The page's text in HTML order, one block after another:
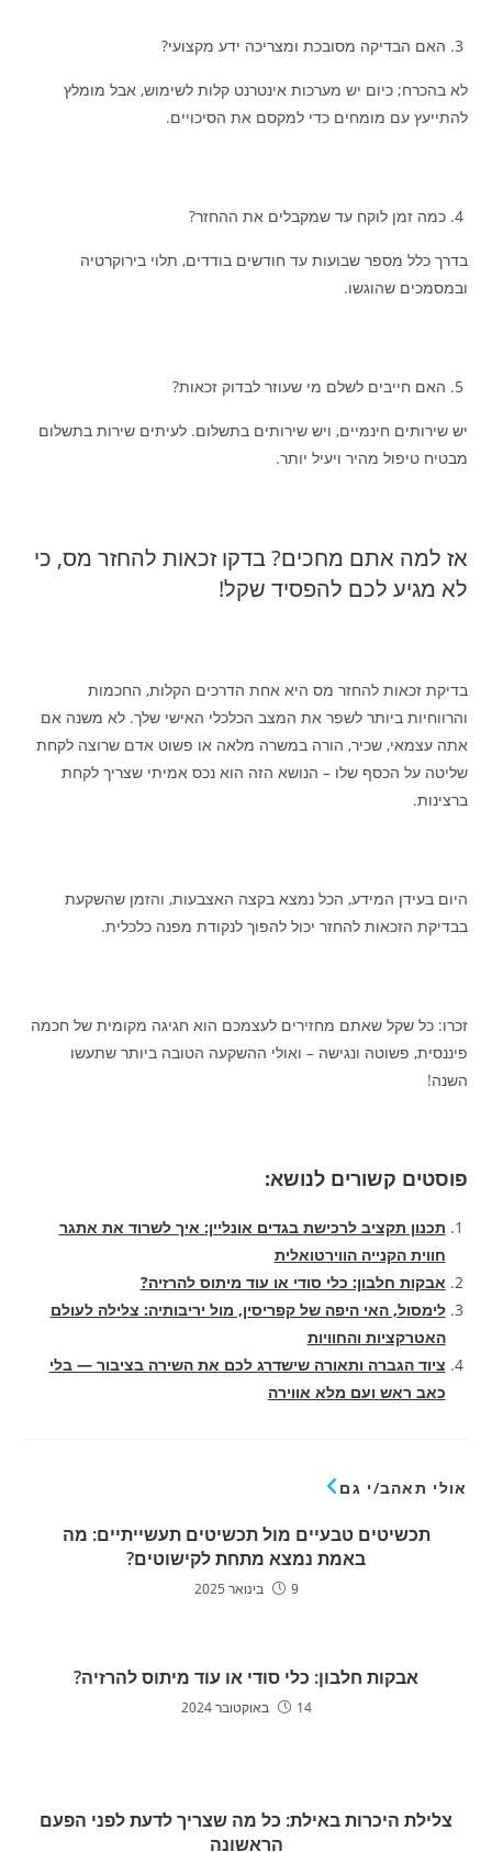
האם הבדיקה מסובכת ומצריכה ידע מקצועי?
לא בהכרח; כיום יש מערכות אינטרנט קלות לשימוש, אבל מומלץ
להתייעץ עם מומחים כדי למקסם את הסיכויים.
כמה זמן לוקח עד שמקבלים את ההחזר?
בדרך כלל מספר שבועות עד חודשים בודדים, תלוי בירוקרטיה
ובמסמכים שהוגשו.
האם חייבים לשלם מי שעוזר לבדוק זכאות?
יש שירותים חינמיים, ויש שירותים בתשלום. לעיתים שירות בתשלום
מבטיח טיפול מהיר ויעיל יותר.
אז למה אתם מחכים? בדקו זכאות להחזר מס, כי
לא מגיע לכם להפסיד שקל!
בדיקת זכאות להחזר מס היא אחת הדרכים הקלות, החכמות
והרווחיות ביותר לשפר את המצב הכלכלי האישי שלך. לא משנה אם
אתה עצמאי, שכיר, הורה במשרה מלאה או פשוט אדם שרוצה לקחת
שליטה על הכסף שלו – הנושא הזה הוא נכס אמיתי שצריך לקחת
ברצינות.
היום בעידן המידע, הכל נמצא בקצה האצבעות, והזמן שהשקעת
בבדיקת הזכאות להחזר יכול להפוך לנקודת מפנה כלכלית.
זכרו: כל שקל שאתם מחזירים לעצמכם הוא חגיגה מקומית של חכמה
פיננסית, פשוטה ונגישה – ואולי ההשקעה הטובה ביותר שתעשו
השנה!
פוסטים קשורים לנושא:
תכנון תקציב לרכישת בגדים אונליין: איך לשרוד את אתגר
חווית הקנייה הווירטואלית
אבקות חלבון: כלי סודי או עוד מיתוס להרזיה?
לימסול, האי היפה של קפריסין, מול יריבותיה: צלילה לעולם
האטרקציות והחוויות
ציוד הגברה ותאורה שישדרג לכם את השירה בציבור — בלי
כאב ראש ועם מלא אווירה
אולי תאהב/י גם
תכשיטים טבעיים מול תכשיטים תעשייתיים: מה
באמת נמצא מתחת לקישוטים?
9 בינואר 2025
אבקות חלבון: כלי סודי או עוד מיתוס להרזיה?
14 באוקטובר 2024
צלילת היכרות באילת: כל מה שצריך לדעת לפני הפעם
הראשונה